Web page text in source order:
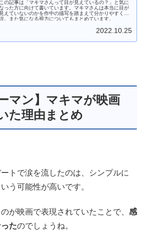
この記事は「マキマさんって目が見えているの？」と気に
った方に向けて書いています。マキマさんは本当に目が
見えていないのかを作中の描写を踏まえて分かりやすく解
。また気になる視力についてもまとめています。
2022.10.25
マン】マキマが映画
た理由まとめ
トで涙を流したのは、シンプルに
う可能性が高いです。
が映画で表現されていたことで、 感
たのでしょうね。